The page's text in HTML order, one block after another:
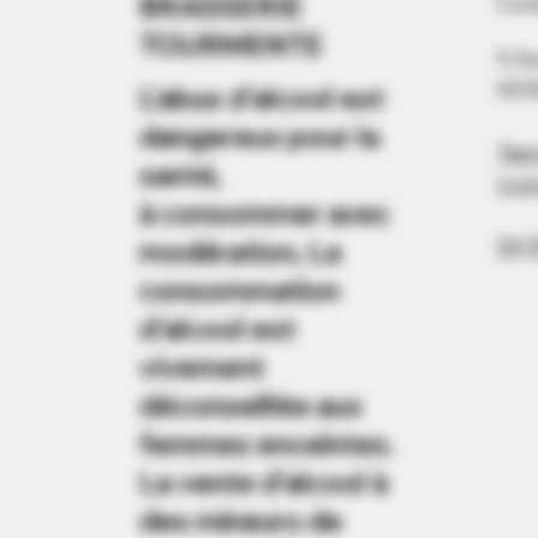
TOURMENTE
L'abus d'alcool est
dangereux pour la
santé,
à consommer avec
modération, La
consommation
d'alcool est
vivement
déconseillée aux
femmes enceintes.
La vente d'alcool à
des mineurs de
5
04